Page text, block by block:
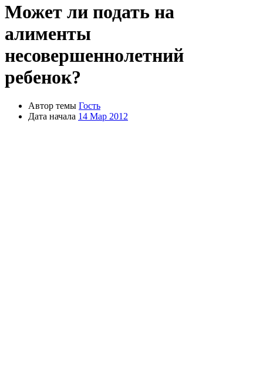
Может ли подать на
алименты
несовершеннолетний
ребенок?
Автор темы Гость
Дата начала 14 Мар 2012